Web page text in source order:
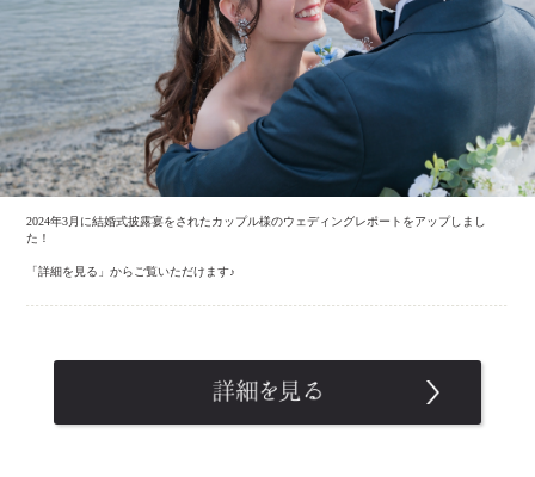
2024年3月に結婚式披露宴をされたカップル様のウェディングレポートをアップしまし
た！
「詳細を見る」からご覧いただけます♪